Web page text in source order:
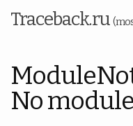
Traceback.ru
No